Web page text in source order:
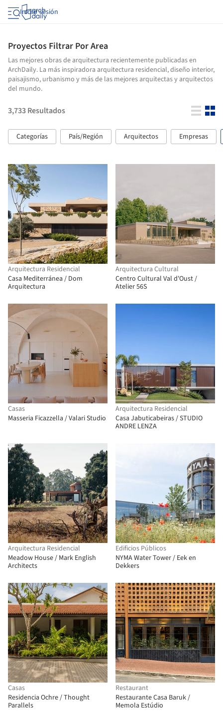
Iniciar sesión
Proyectos Filtrar Por Area
Las mejores obras de arquitectura recientemente publicadas en
ArchDaily. La más inspiradora arquitectura residencial, diseño interior,
paisajismo, urbanismo y más de las mejores arquitectas y arquitectos
del mundo.
3,733Resultados
Categorías País/Región Arquitectos Empresas
Arquitectura Residencial
Casa Mediterránea / Dom
Arquitectura
Arquitectura Cultural
Centro Cultural Val d'Oust /
Atelier 56S
Casas
Masseria Ficazzella / Valari Studio
Arquitectura Residencial
Casa Jabuticabeiras / STUDIO
ANDRE LENZA
Arquitectura Residencial
Meadow House / Mark English
Architects
Edificios Públicos
NYMA Water Tower / Eek en
Dekkers
Casas
Residencia Ochre / Thought
Parallels
Restaurant
Restaurante Casa Baruk /
Memola Estúdio